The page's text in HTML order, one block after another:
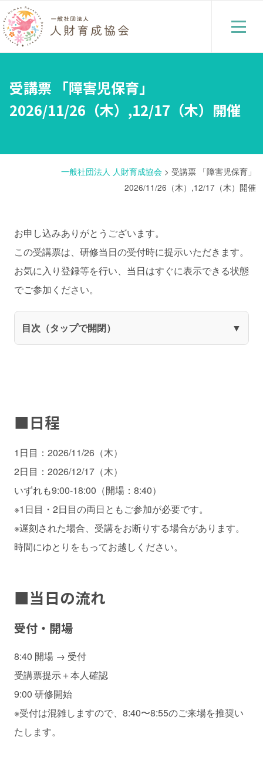
受講票 「障害児保育」
2026/11/26（木）,12/17（木）開催
一般社団法人 人財育成協会 > 受講票 「障害児保育」
2026/11/26（木）,12/17（木）開催
お申し込みありがとうございます。
この受講票は、研修当日の受付時に提示いただきます。
お気に入り登録等を行い、当日はすぐに表示できる状態
でご参加ください。
目次（タップで開閉）
■日程
1日目：2026/11/26（木）
2日目：2026/12/17（木）
いずれも9:00-18:00（開場：8:40）
※1日目・2日目の両日ともご参加が必要です。
※遅刻された場合、受講をお断りする場合があります。
時間にゆとりをもってお越しください。
■当日の流れ
受付・開場
8:40 開場 → 受付
受講票提示＋本人確認
9:00 研修開始
※受付は混雑しますので、8:40〜8:55のご来場を推奨い
たします。